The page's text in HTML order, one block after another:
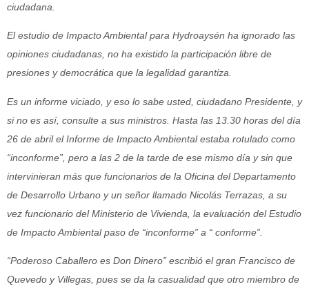
ciudadana.
El estudio de Impacto Ambiental para Hydroaysén ha ignorado las
opiniones ciudadanas, no ha existido la participación libre de
presiones y democrática que la legalidad garantiza.
Es un informe viciado, y eso lo sabe usted, ciudadano Presidente, y
si no es así, consulte a sus ministros. Hasta las 13.30 horas del día
26 de abril el Informe de Impacto Ambiental estaba rotulado como
“inconforme”, pero a las 2 de la tarde de ese mismo día y sin que
intervinieran más que funcionarios de la Oficina del Departamento
de Desarrollo Urbano y un señor llamado Nicolás Terrazas, a su
vez funcionario del Ministerio de Vivienda, la evaluación del Estudio
de Impacto Ambiental paso de “inconforme” a “ conforme”.
“Poderoso Caballero es Don Dinero” escribió el gran Francisco de
Quevedo y Villegas, pues se da la casualidad que otro miembro de